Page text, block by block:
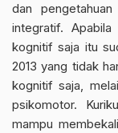
dan
integratif.
kognitif saja itu
2013 yang tidak
kognitif saja,
psikomotor.
mampu